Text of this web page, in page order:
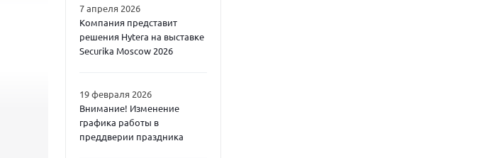
7 апреля 2026
Компания представит
решения Hytera на выставке
Securika Moscow 2026
19 февраля 2026
Внимание! Изменение
графика работы в
преддверии праздника